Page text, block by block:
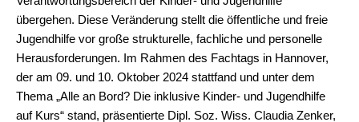
übergehen. Diese Veränderung stellt die öffentliche und freie
Jugendhilfe vor große strukturelle, fachliche und personelle
Herausforderungen. Im Rahmen des Fachtags in Hannover,
der am 09. und 10. Oktober 2024 stattfand und unter dem
Thema „Alle an Bord? Die inklusive Kinder- und Jugendhilfe
auf Kurs“ stand, präsentierte Dipl. Soz. Wiss. Claudia Zenker,